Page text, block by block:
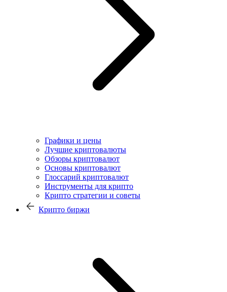
Графики и цены
Лучшие криптовалюты
Обзоры криптовалют
Основы криптовалют
Глоссарий криптовалют
Инструменты для крипто
Крипто стратегии и советы
Крипто биржи